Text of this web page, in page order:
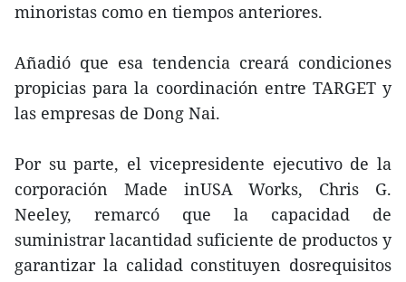
minoristas como en tiempos anteriores.
Añadió que esa tendencia creará condiciones
propicias para la coordinación entre TARGET y
las empresas de Dong Nai.
Por su parte, el vicepresidente ejecutivo de la
corporación Made inUSA Works, Chris G.
Neeley, remarcó que la capacidad de
suministrar lacantidad suficiente de productos y
garantizar la calidad constituyen dosrequisitos